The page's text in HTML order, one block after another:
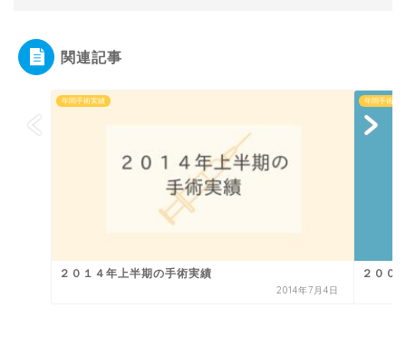
関連記事
年間手術実績
２０１４年上半期の手術実績
2014年7月4日
年間手術実
２００